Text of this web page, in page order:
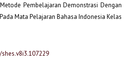
Pembelajaran Demonstrasi Dengan
Mata Pelajaran Bahasa Indonesia Kelas